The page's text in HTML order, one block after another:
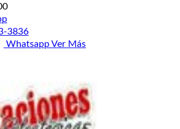
3836
WhatsappVer Más